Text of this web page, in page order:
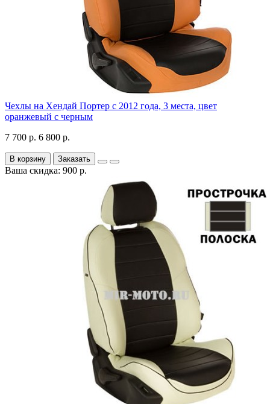
Чехлы на Хендай Портер с 2012 года, 3 места, цвет
оранжевый с черным
7 700 р. 6 800 р.
В корзину Заказать
Ваша скидка: 900 р.